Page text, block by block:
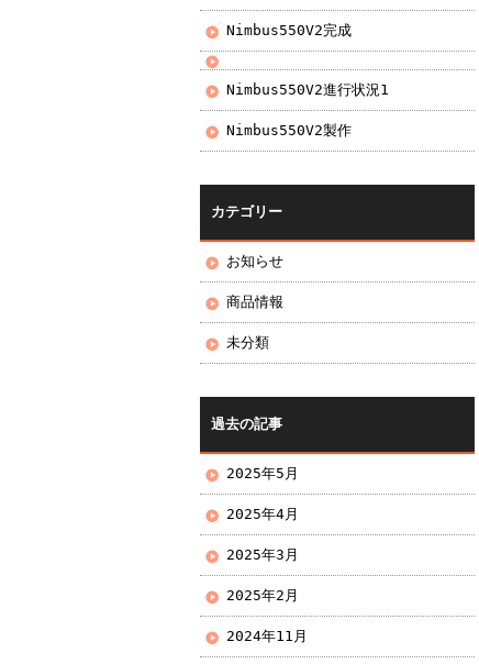
Nimbus550V2完成
Nimbus550V2進行状況1
Nimbus550V2製作
カテゴリー
お知らせ
商品情報
未分類
過去の記事
2025年5月
2025年4月
2025年3月
2025年2月
2024年11月